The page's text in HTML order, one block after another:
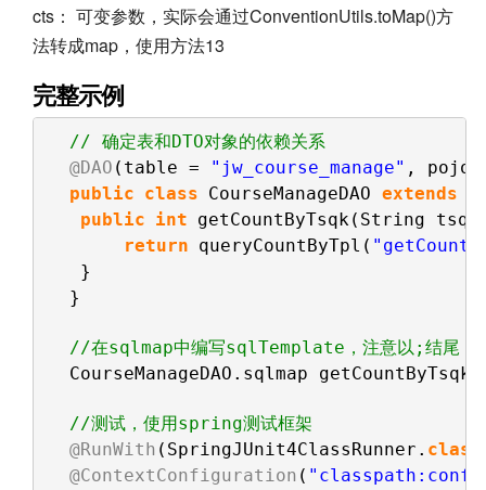
cts： 可变参数，实际会通过ConventionUtils.toMap()方
法转成map，使用方法13
完整示例
// 确定表和DTO对象的依赖关系
@DAO (table = "jw_course_manage" , pojo
public class CourseManageDAO extends
public int
return queryCountByTpl(
}
}
//在sqlmap中编写sqlTemplate，注意以;结尾
CourseManageDAO.sqlmap
//测试，使用spring测试框架
@RunWith (SpringJUnit4ClassRunner. class
@ContextConfiguration ( "classpath:conf/